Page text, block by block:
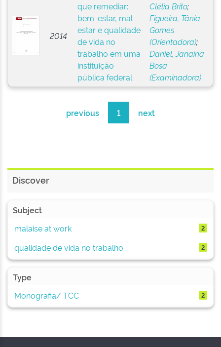
2014
que remediar:
bem-estar, mal-
estar e qualidade
de vida no
trabalho em uma
instituição
pública federal
Clélia Brito;
Figueira, Tânia
Gomes
(Orientadora);
Daniel, Janaína
Bosa
(Examinadora)
previous 1 next
Discover
Subject
malaise at work
2
qualidade de vida no trabalho 2
Type
Monografia/ TCC
2